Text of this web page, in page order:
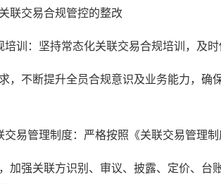
联交易合规管控的整改
培训：坚持常态化关联交易合规培训，及
，不断提升全员合规意识及业务能力，确
交易管理制度：严格按照《关联交易管理
加强关联方识别、审议、披露、定价、台